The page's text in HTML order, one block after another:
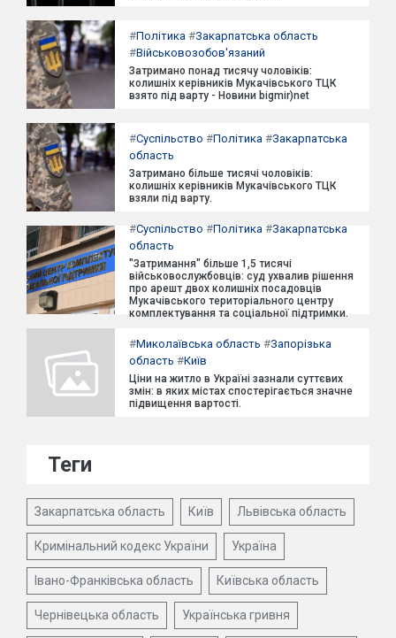
#Політика #Закарпатська область
#Військовозобов'язаний
Затримано понад тисячу чоловіків:
колишніх керівників Мукачівського ТЦК
взято під варту - Новини bigmir)net
#Суспільство #Політика #Закарпатська
область
Затримано більше тисячі чоловіків:
колишніх керівників Мукачівського ТЦК
взяли під варту.
#Суспільство #Політика #Закарпатська
область
"Затримання" більше 1,5 тисячі
військовослужбовців: суд ухвалив рішення
про арешт двох колишніх посадовців
Мукачівського територіального центру
комплектування та соціальної підтримки.
#Миколаївська область #Запорізька
область #Київ
Ціни на житло в Україні зазнали суттєвих
змін: в яких містах спостерігається значне
підвищення вартості.
Теги
Закарпатська область Київ Львівська область
Кримінальний кодекс України Україна
Івано-Франківська область Київська область
Чернівецька область Українська гривня